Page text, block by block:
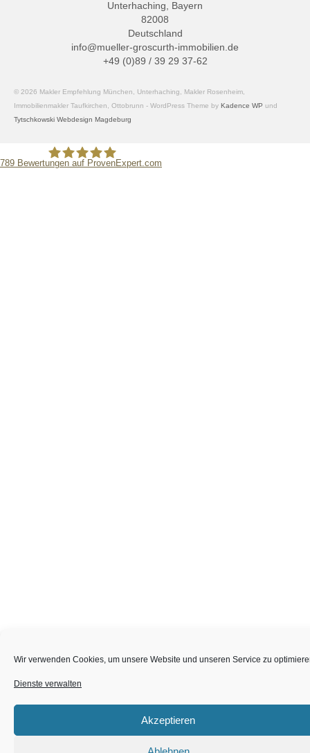
Wir verwenden Cookies, um unsere Website und unseren Service zu
Dienste verwalten
Akzeptieren
Unterhaching, Bayern
82008
Deutschland
info@mueller-groscurth-immobilien.de
+49 (0)89 / 39 29 37-62
© 2026 Makler Empfehlung München, Unterhaching, Makler Rosenheim,
Immobilienmakler Taufkirchen, Ottobrunn - WordPress Theme by Kadence WP und
Tytschkowski Webdesign Magdeburg
789 Bewertungen auf ProvenExpert.com